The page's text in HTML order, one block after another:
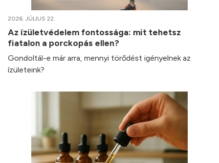
2026. JÚLIUS 22.
Az ízületvédelem fontossága: mit tehetsz
fiatalon a porckopás ellen?
Gondoltál-e már arra, mennyi törődést igényelnek az
ízületeink?